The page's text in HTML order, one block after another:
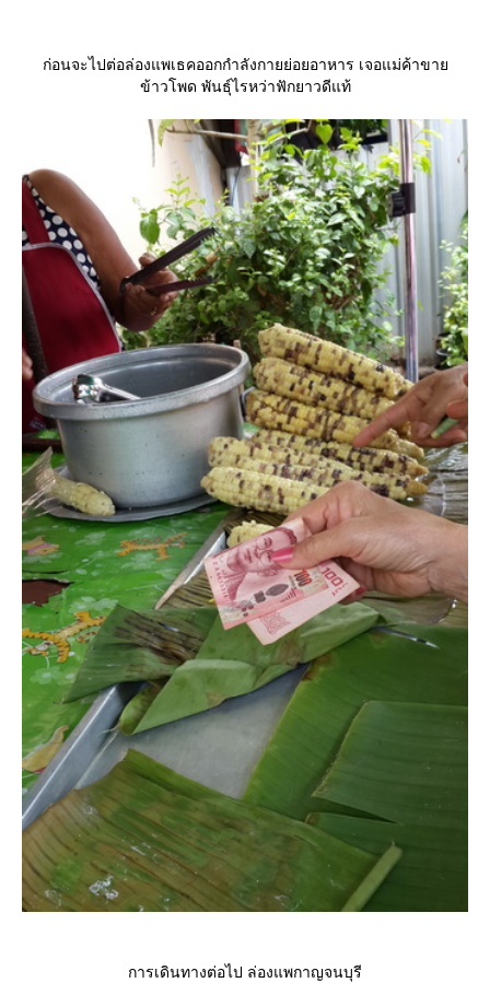
ก่อนจะไปต่อล่องแพเธคออกกำลังกายย่อยอาหาร เจอแม่ค้าขา
ข้าวโพด พันธุ์ไรหว่าฟักยาวดีแท้
การเดินทางต่อไป ล่องแพกาญจนบุรี